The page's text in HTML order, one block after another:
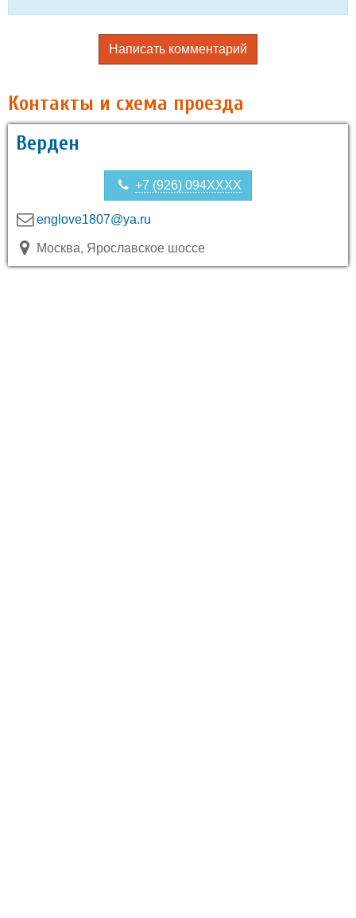
Написать комментарий
Контакты и схема проезда
Верден
+7 (926) 094XXXX
englove1807@ya.ru
Москва, Ярославское шоссе